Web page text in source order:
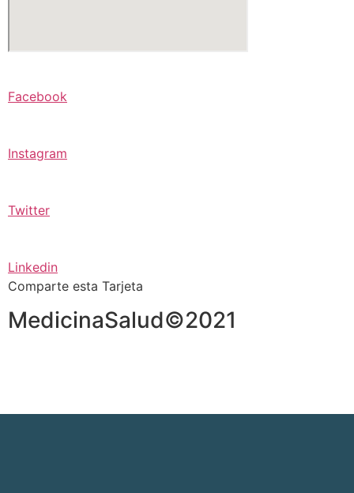
Facebook
Instagram
Twitter
Linkedin
Comparte esta Tarjeta
MedicinaSalud©2021